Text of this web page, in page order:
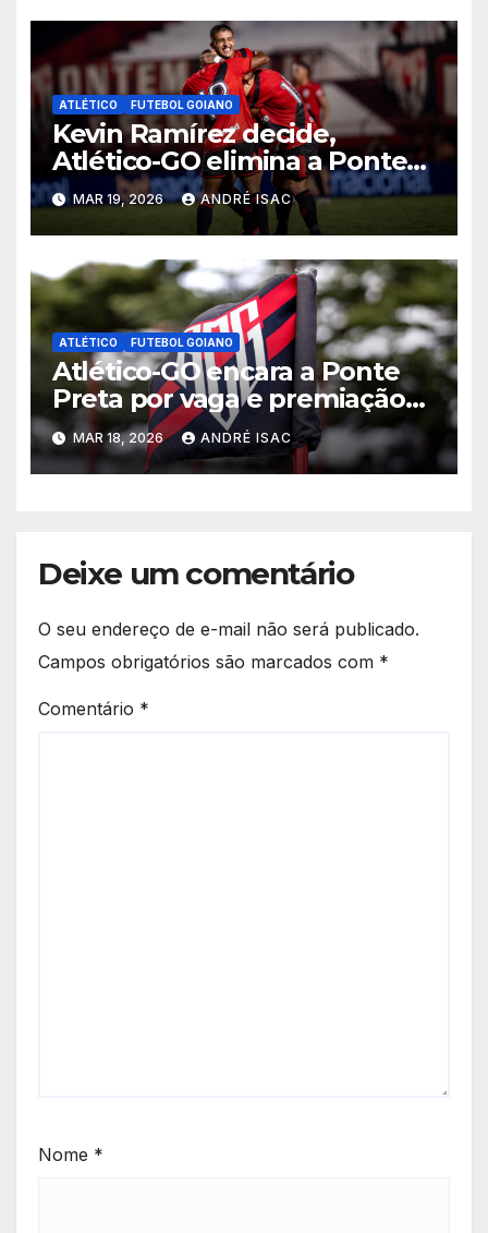
ATLÉTICO FUTEBOL GOIANO
Kevin Ramírez decide,
Atlético-GO elimina a Ponte
Preta e garante vaga na 5ª
fase da Copa do Brasil
MAR 19, 2026 ANDRÉ ISAC
ATLÉTICO FUTEBOL GOIANO
Atlético-GO encara a Ponte
Preta por vaga e premiação
milionária na 4ª fase da Copa
do Brasil
MAR 18, 2026 ANDRÉ ISAC
Deixe um comentário
O seu endereço de e-mail não será publicado.
Campos obrigatórios são marcados com *
Comentário *
Nome *